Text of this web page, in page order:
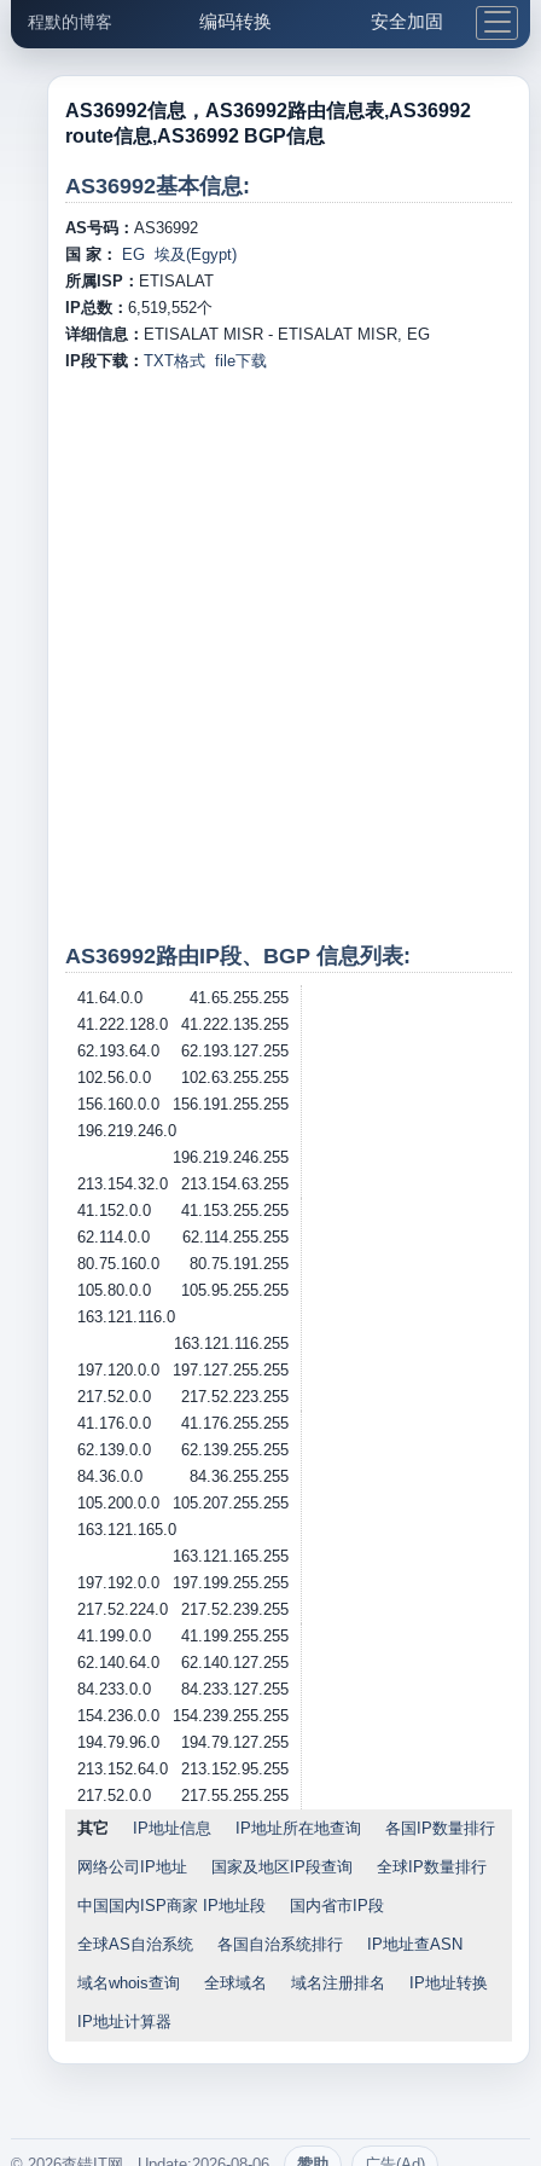
程默的博客 编码转换 安全加固
邮件工具 生活便民 更多工具
5.1支付宝大红包
AS36992信息，AS36992路由信息表,AS36992
route信息,AS36992 BGP信息
AS36992基本信息:
AS号码： AS36992
国 家：
EG 埃及(Egypt)
所属ISP： ETISALAT
IP总数： 6,519,552个
详细信息： ETISALAT MISR - ETISALAT MISR, EG
IP段下载： TXT格式 file下载
AS36992路由IP段、BGP 信息列表:
41.64.0.0
41.65.255.255
41.222.128.0
41.222.135.255
62.193.64.0
62.193.127.255
102.56.0.0
102.63.255.255
156.160.0.0
156.191.255.255
196.219.246.0
196.219.246.255
213.154.32.0
213.154.63.255
41.152.0.0
41.153.255.255
62.114.0.0
62.114.255.255
80.75.160.0
80.75.191.255
105.80.0.0
105.95.255.255
163.121.116.0
163.121.116.255
197.120.0.0
197.127.255.255
217.52.0.0
217.52.223.255
41.176.0.0
41.176.255.255
62.139.0.0
62.139.255.255
84.36.0.0
84.36.255.255
105.200.0.0
105.207.255.255
163.121.165.0
163.121.165.255
197.192.0.0
197.199.255.255
217.52.224.0
217.52.239.255
41.199.0.0
41.199.255.255
62.140.64.0
62.140.127.255
84.233.0.0
84.233.127.255
154.236.0.0
154.239.255.255
194.79.96.0
194.79.127.255
213.152.64.0
213.152.95.255
217.52.0.0
217.55.255.255
其它
IP地址信息 IP地址所在地查询 各国IP数量排行
网络公司IP地址 国家及地区IP段查询 全球IP数量排行
中国国内ISP商家 IP地址段 国内省市IP段
全球AS自治系统 各国自治系统排行 IP地址查ASN
域名whois查询 全球域名 域名注册排名 IP地址转换
IP地址计算器